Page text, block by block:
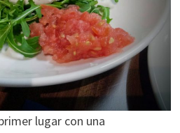
lugar con una